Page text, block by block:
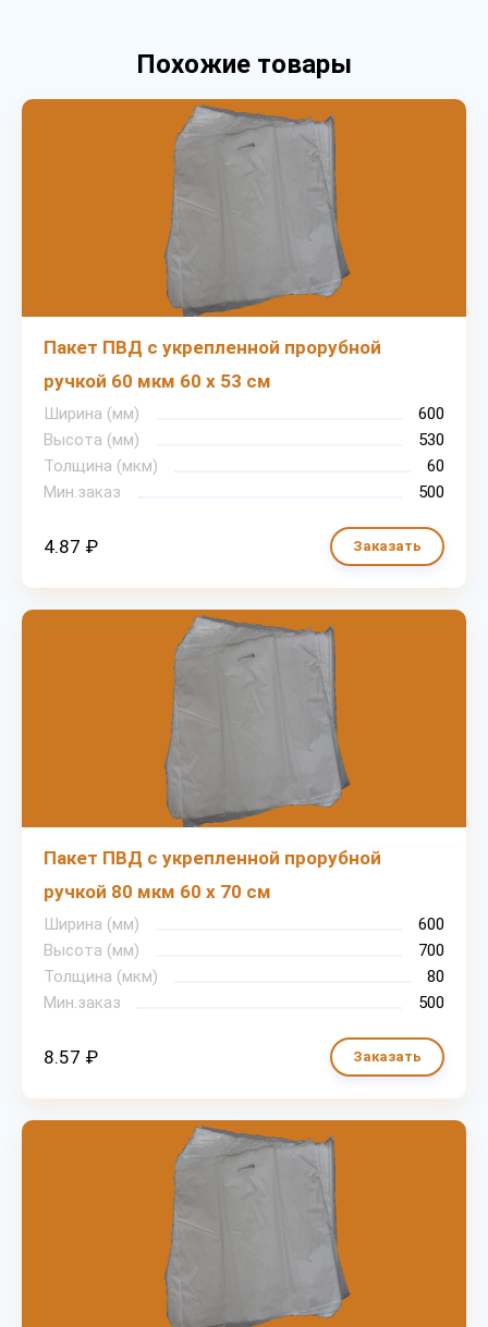
Похожие товары
Пакет ПВД с укрепленной прорубной
ручкой 60 мкм 60 х 53 см
Ширина (мм)
600
Высота (мм)
530
Толщина (мкм)
60
Мин.заказ
500
4.87 ₽ Заказать
Пакет ПВД с укрепленной прорубной
ручкой 80 мкм 60 х 70 см
Ширина (мм)
600
Высота (мм)
700
Толщина (мкм)
80
Мин.заказ
500
8.57 ₽ Заказать